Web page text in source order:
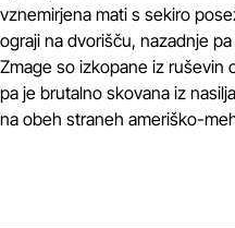
vznemirjena mati s sekiro
ograji na dvorišču, nazadnje
Zmage so izkopane iz
pa je brutalno skovana iz
na obeh straneh ameriško-